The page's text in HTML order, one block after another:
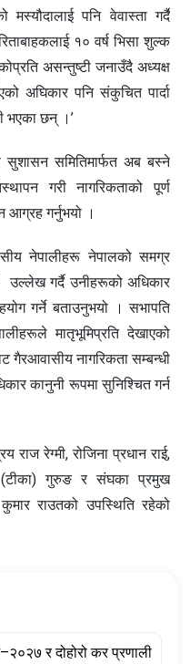
पनि वेवास्ता गर्दै
१० वर्ष भिसा शुल्क
असन्तुष्टी जनाउँदै अध्यक्ष
अघिकार पनि संकुचित पार्दा
भएका छन् ।’
सुशासन समितिमार्फत अब बस्ने
गरी नागरिकताको पूर्ण
आग्रह गर्नुभयो ।
नेपालीहरू नेपालको समग्र
उल्लेख गर्दै उनीहरूको अधिकार
गर्ने बताउनुभयो । सभापति
मातृभूमिप्रति देखाएको
गैरआवासीय नागरिकता सम्बन्धी
कानुनी रूपमा सुनिश्चित गर्न
राज रेग्मी, रोजिना प्रधान राई,
(टीका) गुरुङ र संघका प्रमुख
राउतको उपस्थिति रहेको
र दोहोरो कर प्रणाली